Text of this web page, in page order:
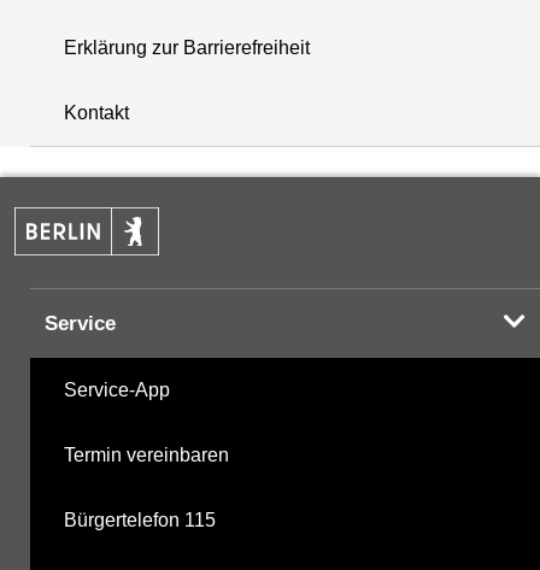
+
−
Erklärung zur Barrierefreiheit
Kontakt
Service
Service-App
Termin vereinbaren
Bürgertelefon 115